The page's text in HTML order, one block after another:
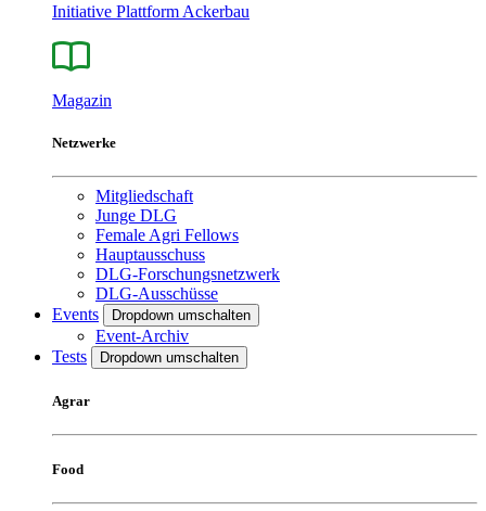
Initiative Plattform Ackerbau
Magazin
Netzwerke
Mitgliedschaft
Junge DLG
Female Agri Fellows
Hauptausschuss
DLG-Forschungsnetzwerk
DLG-Ausschüsse
Events
Dropdown umschalten
Event-Archiv
Tests
Dropdown umschalten
Agrar
Food